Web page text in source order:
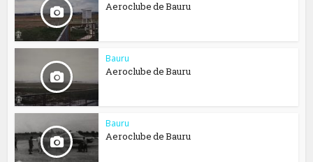
Aeroclube de Bauru
Bauru
Aeroclube de Bauru
Bauru
Aeroclube de Bauru